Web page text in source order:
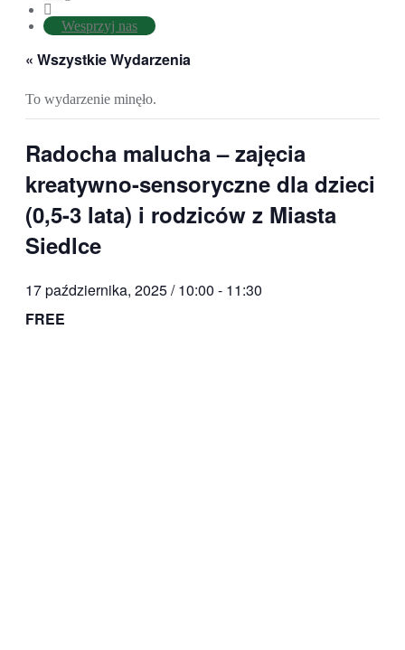
Wesprzyj nas
« Wszystkie Wydarzenia
To wydarzenie minęło.
Radocha malucha – zajęcia
kreatywno-sensoryczne dla dzieci
(0,5-3 lata) i rodziców z Miasta
Siedlce
17 października, 2025 / 10:00 - 11:30
FREE